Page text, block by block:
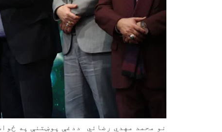
نو محمد مهدي رضائي ددغې پوښتنې په